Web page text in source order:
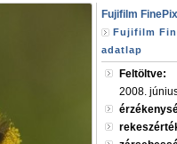
Fujifilm
Fujifilm
adatlap
Feltöltve:
2008.